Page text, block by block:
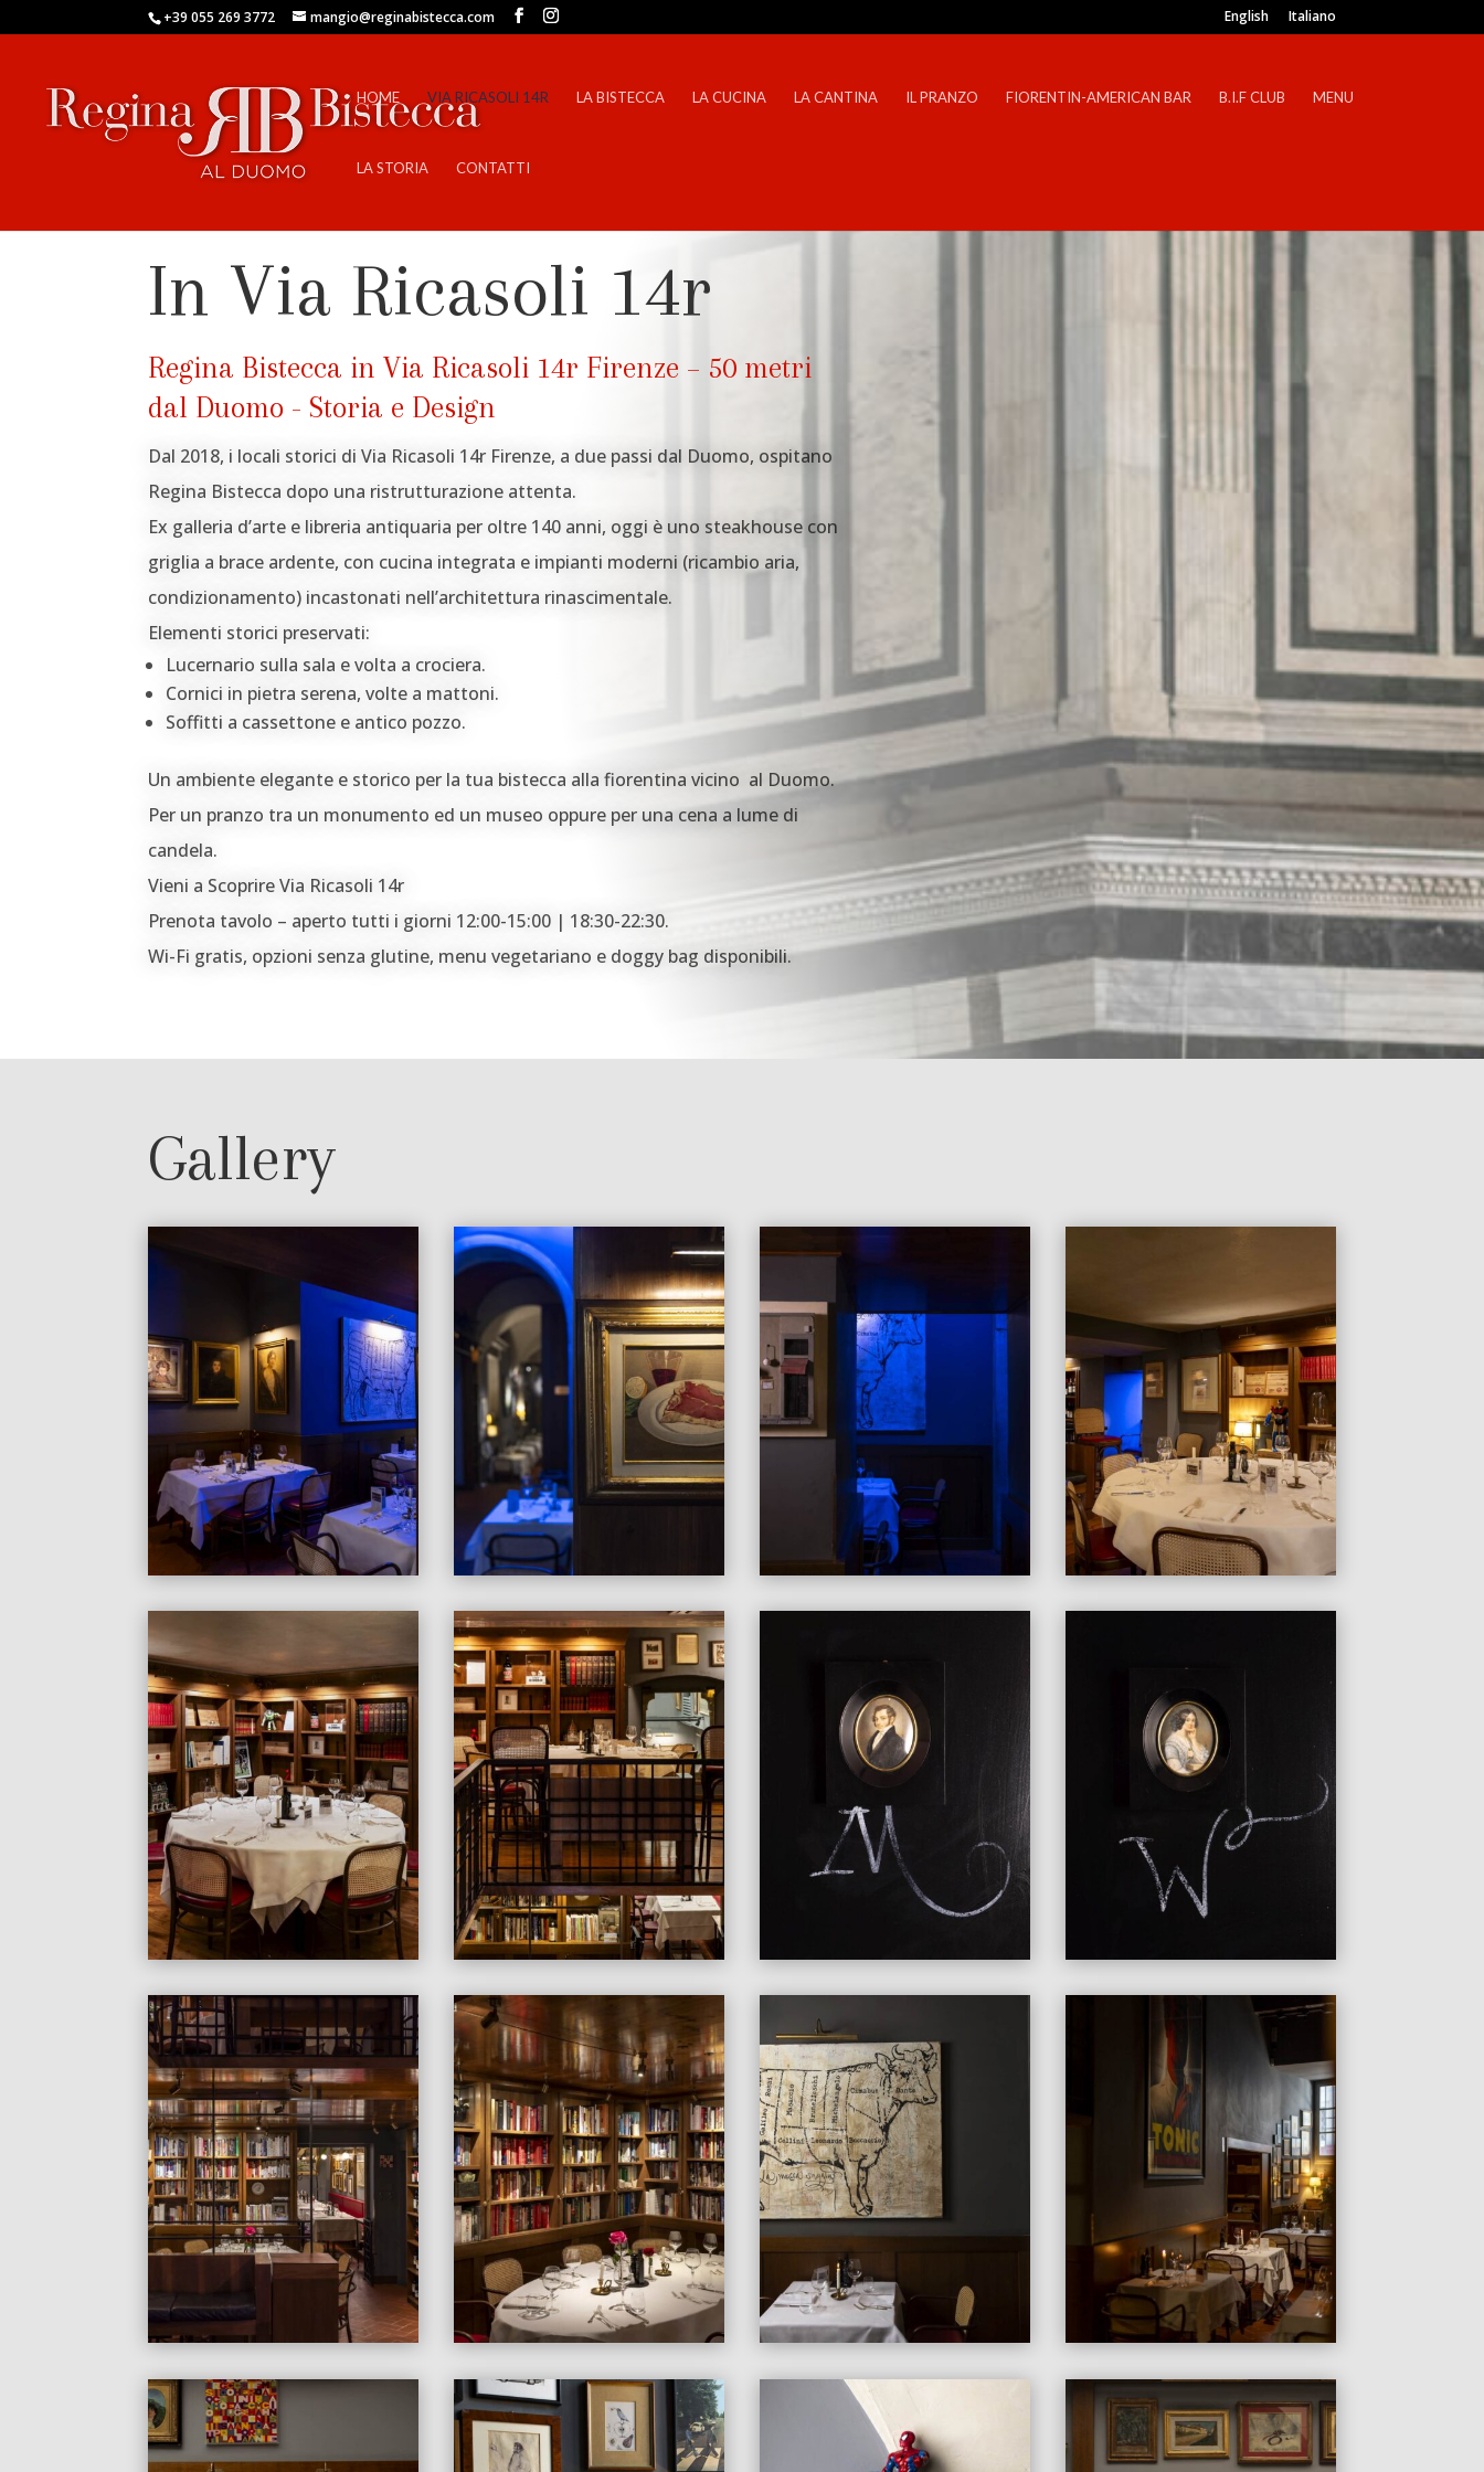
+39 055 269 3772 mangio@reginabistecca.com English Italiano
HOME VIA RICASOLI 14R LA BISTECCA LA CUCINA LA CANTINA IL PRANZO FIORENTIN-AMERICAN BAR B.I.F CLUB MENU
LA STORIA CONTATTI
In Via Ricasoli 14r
Regina Bistecca in Via Ricasoli 14r Firenze – 50 metri
dal Duomo - Storia e Design
Dal 2018, i locali storici di Via Ricasoli 14r Firenze, a due passi dal Duomo, ospitano
Regina Bistecca dopo una ristrutturazione attenta.
Ex galleria d’arte e libreria antiquaria per oltre 140 anni, oggi è uno steakhouse con
griglia a brace ardente, con cucina integrata e impianti moderni (ricambio aria,
condizionamento) incastonati nell’architettura rinascimentale.
Elementi storici preservati:
Lucernario sulla sala e volta a crociera.
Cornici in pietra serena, volte a mattoni.
Soffitti a cassettone e antico pozzo.
Un ambiente elegante e storico per la tua bistecca alla fiorentina vicino al Duomo.
Per un pranzo tra un monumento ed un museo oppure per una cena a lume di
candela.
Vieni a Scoprire Via Ricasoli 14r
Prenota tavolo – aperto tutti i giorni 12:00-15:00 | 18:30-22:30.
Wi-Fi gratis, opzioni senza glutine, menu vegetariano e doggy bag disponibili.
Gallery